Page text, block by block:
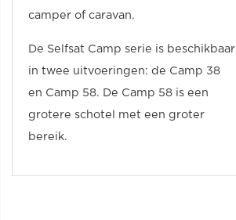
camper of caravan.
De Selfsat Camp serie is beschikbaar
in twee uitvoeringen: de Camp 38
en Camp 58. De Camp 58 is een
grotere schotel met een groter
bereik.